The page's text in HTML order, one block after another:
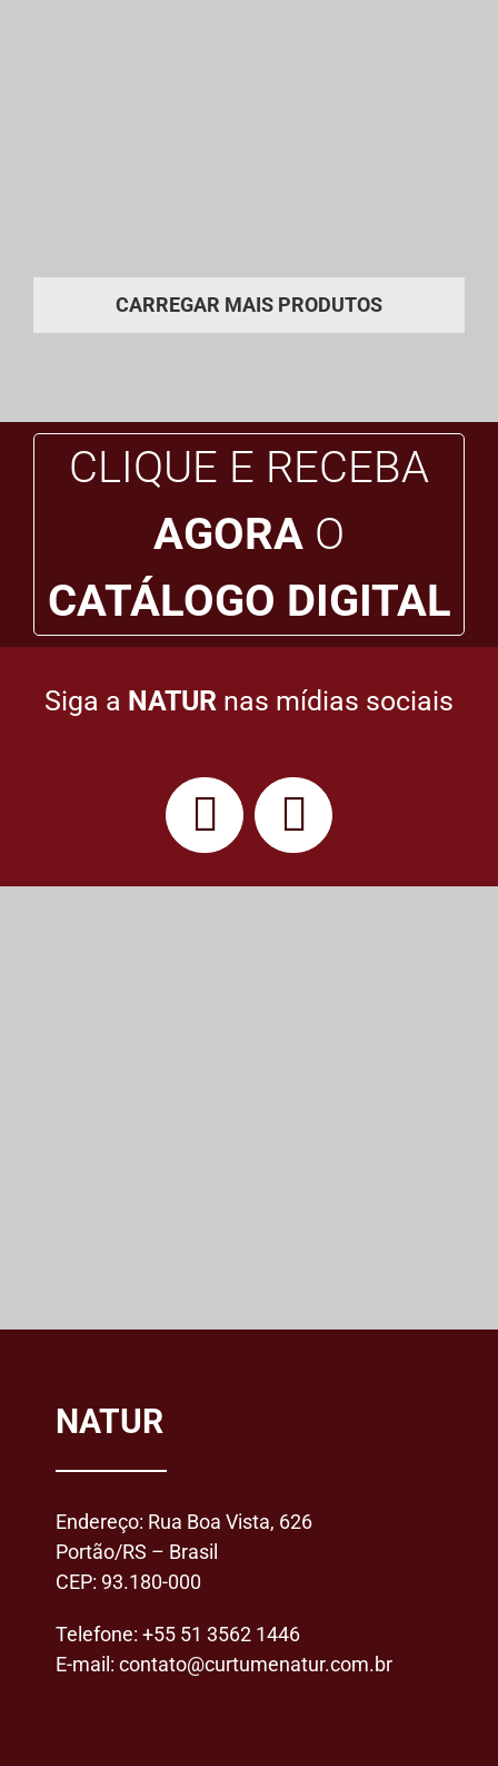
CARREGAR MAIS PRODUTOS
CLIQUE E RECEBA
AGORA O
CATÁLOGO DIGITAL
Siga a NATUR nas mídias sociais
NATUR
Endereço: Rua Boa Vista, 626
Portão/RS – Brasil
CEP: 93.180-000
Telefone: +55 51 3562 1446
E-mail: contato@curtumenatur.com.br